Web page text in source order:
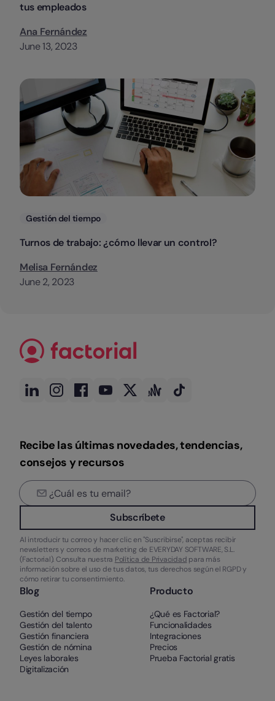
tus empleados
Ana Fernández
June 13, 2023
Categorias
Gestión del tiempo
Turnos de trabajo: ¿cómo llevar un control?
Melisa Fernández
June 2, 2023
Recibe las últimas novedades, tendencias,
consejos y recursos
Subscríbete
Al introducir tu correo y hacer clic en "Suscribirse", aceptas recibir
newsletters y correos de marketing de EVERYDAY SOFTWARE, S.L.
(Factorial). Consulta nuestra Política de Privacidad para más
información sobre el uso de tus datos, tus derechos según el RGPD y
cómo retirar tu consentimiento.
Blog
Gestión del tiempo
Gestión del talento
Gestión financiera
Gestión de nómina
Leyes laborales
Digitalización
Producto
¿Qué es Factorial?
Funcionalidades
Integraciones
Precios
Prueba Factorial gratis